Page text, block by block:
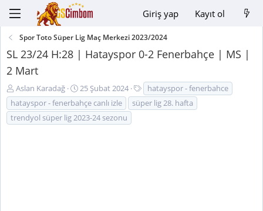
Giriş yap Kayıt ol
Spor Toto Süper Lig Maç Merkezi 2023/2024
SL 23/24 H:28 | Hatayspor 0-2 Fenerbahçe | MS |
2 Mart
K
o
n
u
Aslan Karadağ
B
a
ş
l
25 Şubat 2024
t
i
hatayspor - fenerbahce
hatayspor - fenerbahçe canlı izle
süper lig 28. hafta
trendyol süper lig 2023-24 sezonu